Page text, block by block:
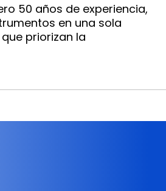
50 años de experiencia,
en una sola
priorizan la